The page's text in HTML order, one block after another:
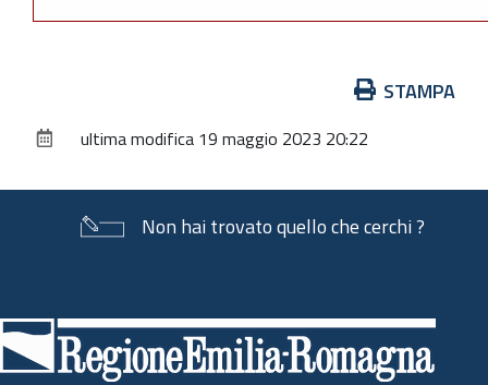
documento
STAMPA
ultima modifica 19 maggio 2023 20:22
Non hai trovato quello che cerchi ?
di
pagina